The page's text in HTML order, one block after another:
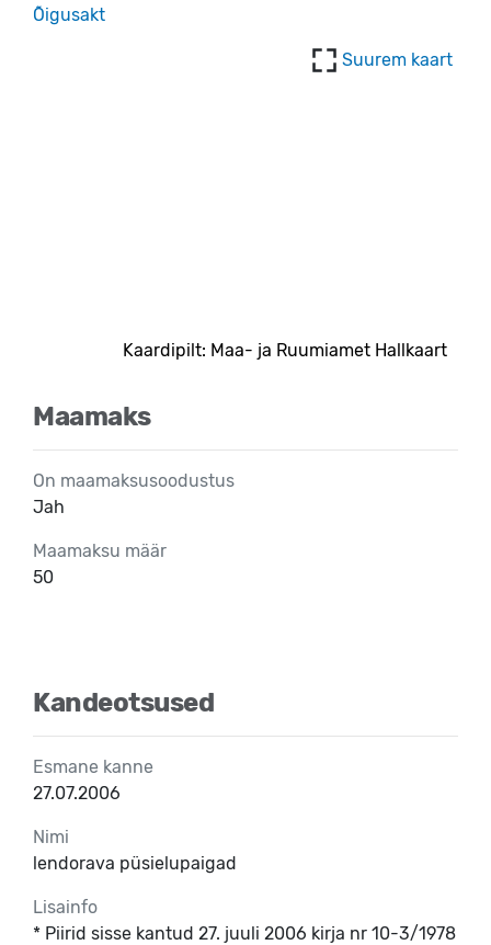
Õigusakt
Suurem kaart
Kaardipilt: Maa- ja Ruumiamet Hallkaart
Maamaks
On maamaksusoodustus
Jah
Maamaksu määr
50
Kandeotsused
Esmane kanne
27.07.2006
Nimi
lendorava püsielupaigad
Lisainfo
* Piirid sisse kantud 27. juuli 2006 kirja nr 10-3/1978